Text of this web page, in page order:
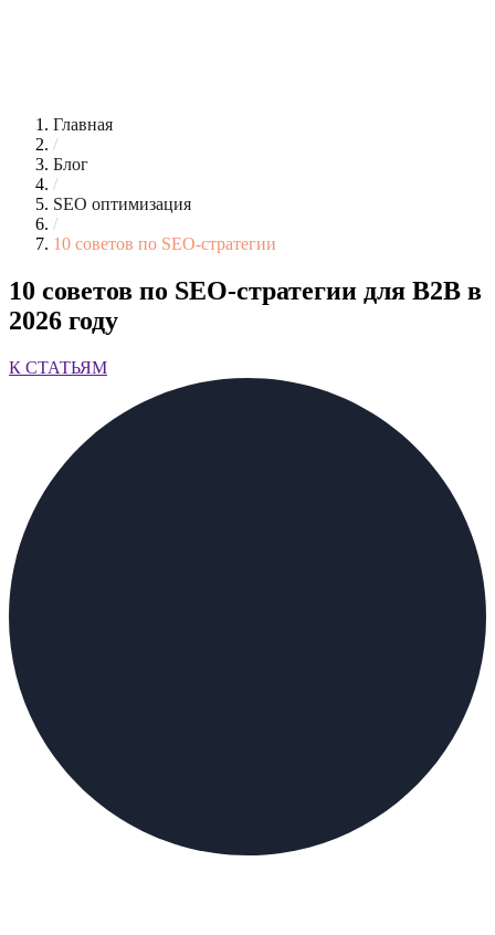
Главная
/
Блог
/
SEO оптимизация
/
10 советов по SEO-стратегии
10 советов по SEO-стратегии для B2B в
2026 году
К СТАТЬЯМ